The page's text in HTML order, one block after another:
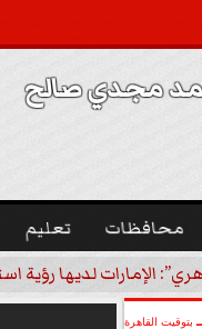
مجدي صالح
محافظات تعليم
الإمارات لديها رؤية
بتوقيت القاهرة